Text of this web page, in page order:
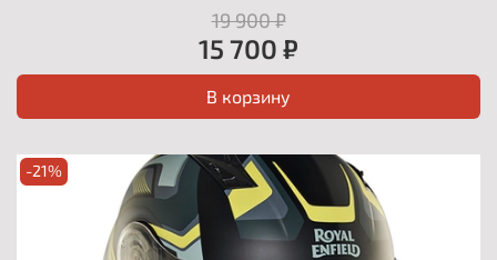
19 900 ₽
15 700 ₽
В корзину
-21%